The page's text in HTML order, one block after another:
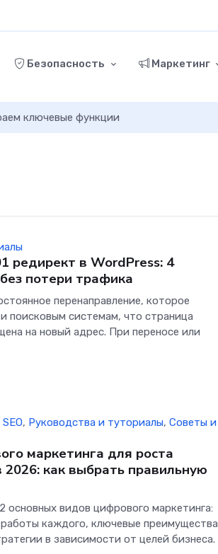
Безопасность Маркетинг
ключевые функции
редирект в WordPress: 4
потери трафика
перенаправление, которое
поисковым системам, что страница
на новый адрес. При переносе или
, Руководства и туториалы,Советы и
маркетинга для роста
2026: как выбрать правильную
основных видов цифрового маркетинга:
каждого, ключевые преимущества
в зависимости от целей бизнеса.